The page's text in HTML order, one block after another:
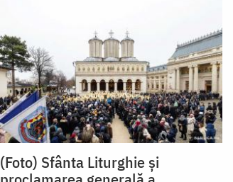
(Foto) Sfânta Liturghie și